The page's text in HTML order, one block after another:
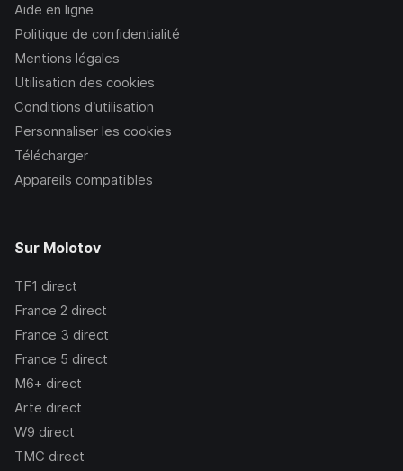
Aide en ligne
Politique de confidentialité
Mentions légales
Utilisation des cookies
Conditions d’utilisation
Personnaliser les cookies
Télécharger
Appareils compatibles
Sur Molotov
TF1 direct
France 2 direct
France 3 direct
France 5 direct
M6+ direct
Arte direct
W9 direct
TMC direct